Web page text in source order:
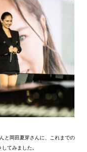
と岡田夏芽さんに、これまでの
てみました。